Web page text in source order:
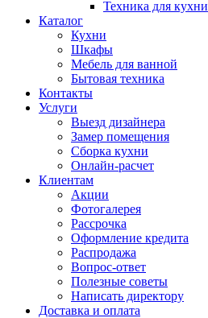
Техника для кухни
Каталог
Кухни
Шкафы
Мебель для ванной
Бытовая техника
Контакты
Услуги
Выезд дизайнера
Замер помещения
Сборка кухни
Онлайн-расчет
Клиентам
Акции
Фотогалерея
Рассрочка
Оформление кредита
Распродажа
Вопрос-ответ
Полезные советы
Написать директору
Доставка и оплата